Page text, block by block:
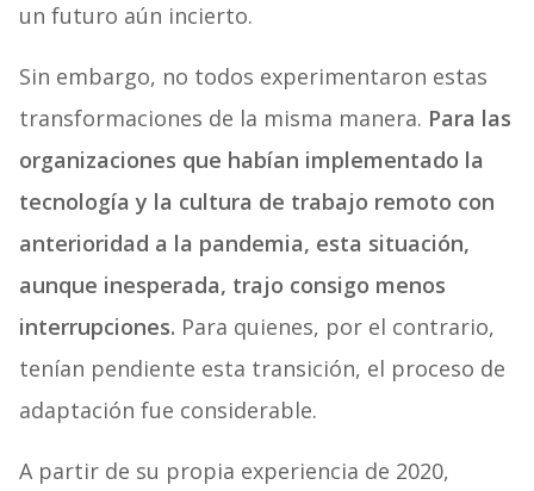
un futuro aún incierto.
Sin embargo, no todos experimentaron estas
transformaciones de la misma manera. Para las
organizaciones que habían implementado la
tecnología y la cultura de trabajo remoto con
anterioridad a la pandemia, esta situación,
aunque inesperada, trajo consigo menos
interrupciones. Para quienes, por el contrario,
tenían pendiente esta transición, el proceso de
adaptación fue considerable.
A partir de su propia experiencia de 2020,